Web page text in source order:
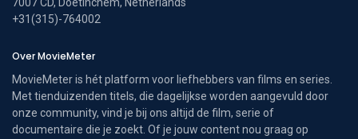
7007 CD, Doetinchem, Netherlands
+31(315)-764002
Over MovieMeter
MovieMeter is hét platform voor liefhebbers van films en series.
Met tienduizenden titels, die dagelijkse worden aangevuld door
onze community, vind je bij ons altijd de film, serie of
documentaire die je zoekt. Of je jouw content nou graag op